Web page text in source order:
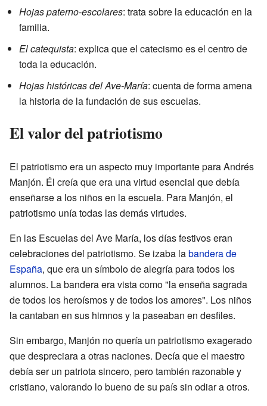
Hojas paterno-escolares: trata sobre la educación en la
familia.
El catequista: explica que el catecismo es el centro de
toda la educación.
Hojas históricas del Ave-María: cuenta de forma amena
la historia de la fundación de sus escuelas.
El valor del patriotismo
El patriotismo era un aspecto muy importante para Andrés
Manjón. Él creía que era una virtud esencial que debía
enseñarse a los niños en la escuela. Para Manjón, el
patriotismo unía todas las demás virtudes.
En las Escuelas del Ave María, los días festivos eran
celebraciones del patriotismo. Se izaba labandera de
España, que era un símbolo de alegría para todos los
alumnos. La bandera era vista como "la enseña sagrada
de todos los heroísmos y de todos los amores". Los niños
la cantaban en sus himnos y la paseaban en desfiles.
Sin embargo, Manjón no quería un patriotismo exagerado
que despreciara a otras naciones. Decía que el maestro
debía ser un patriota sincero, pero también razonable y
cristiano, valorando lo bueno de su país sin odiar a otros.